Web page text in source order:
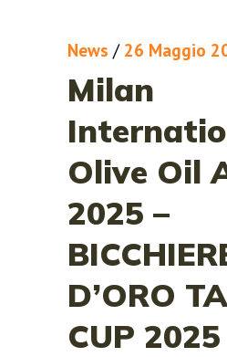
News / 26 Maggio
Milan
Olive Oil
2025 –
D’ORO
CUP 2025